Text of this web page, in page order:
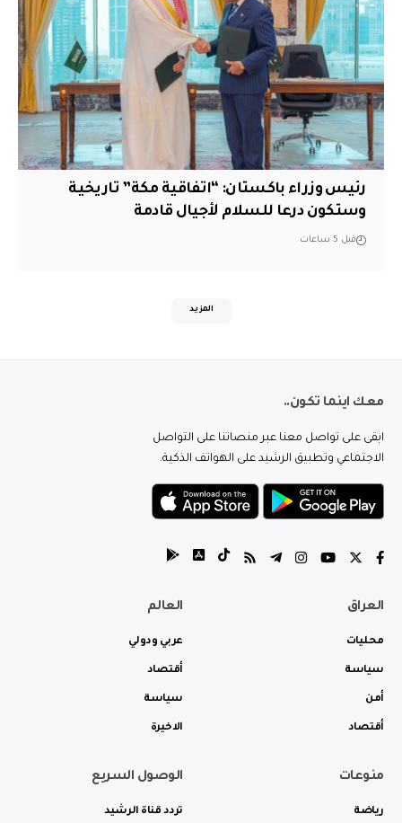
رئيس وزراء باكستان: “اتفاقية مكة” تاريخية
وستكون درعا للسلام لأجيال قادمة
قبل 5 ساعات
المزيد
معك اينما تكون..
ابقى على تواصل معنا عبر منصاتنا على التواصل
الاجتماعي وتطبيق الرشيد على الهواتف الذكية.
العراق
محليات
سياسة
أمن
أقتصاد
العالم
عربي ودولي
أقتصاد
سياسة
الاخيرة
منوعات
رياضة
الوصول السريع
تردد قناة الرشيد